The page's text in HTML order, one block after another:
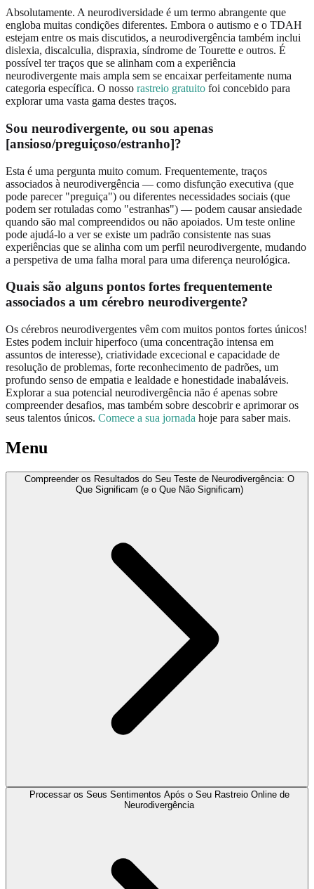
Absolutamente. A neurodiversidade é um termo abrangente que
engloba muitas condições diferentes. Embora o autismo e o TDAH
estejam entre os mais discutidos, a neurodivergência também inclui
dislexia, discalculia, dispraxia, síndrome de Tourette e outros. É
possível ter traços que se alinham com a experiência
neurodivergente mais ampla sem se encaixar perfeitamente numa
categoria específica. O nosso rastreio gratuito foi concebido para
explorar uma vasta gama destes traços.
Sou neurodivergente, ou sou apenas
[ansioso/preguiçoso/estranho]?
Esta é uma pergunta muito comum. Frequentemente, traços
associados à neurodivergência — como disfunção executiva (que
pode parecer "preguiça") ou diferentes necessidades sociais (que
podem ser rotuladas como "estranhas") — podem causar ansiedade
quando são mal compreendidos ou não apoiados. Um teste online
pode ajudá-lo a ver se existe um padrão consistente nas suas
experiências que se alinha com um perfil neurodivergente, mudando
a perspetiva de uma falha moral para uma diferença neurológica.
Quais são alguns pontos fortes frequentemente
associados a um cérebro neurodivergente?
Os cérebros neurodivergentes vêm com muitos pontos fortes únicos!
Estes podem incluir hiperfoco (uma concentração intensa em
assuntos de interesse), criatividade excecional e capacidade de
resolução de problemas, forte reconhecimento de padrões, um
profundo senso de empatia e lealdade e honestidade inabaláveis.
Explorar a sua potencial neurodivergência não é apenas sobre
compreender desafios, mas também sobre descobrir e aprimorar os
seus talentos únicos. Comece a sua jornada hoje para saber mais.
Menu
Compreender os Resultados do Seu Teste de Neurodivergência: O
Que Significam (e o Que Não Significam)
Processar os Seus Sentimentos Após o Seu Rastreio Online de
Neurodivergência